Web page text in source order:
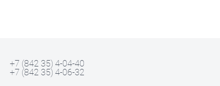
+7 (842 35) 4-04-40
+7 (842 35) 4-06-32